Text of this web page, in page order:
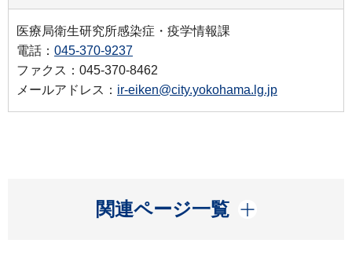
医療局衛生研究所感染症・疫学情報課
電話： 045-370-9237
ファクス：045-370-8462
メールアドレス： ir-eiken@city.yokohama.lg.jp
関連ページ一覧
開く